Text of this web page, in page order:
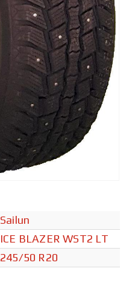
Sailun
ICE BLAZER WST2 LT
245/50 R20